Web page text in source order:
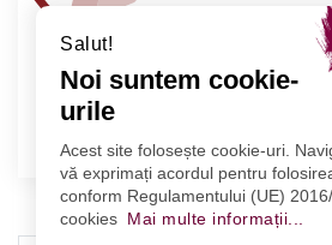
PROCES VERBAL
PROBA SCRISĂ
2022.03.16
Salut!
Noi suntem cookie-
urile
Acest site folosește cookie-uri.
vă exprimați acordul pentru
conform Regulamentului (UE)
cookies
Mai multe informații...